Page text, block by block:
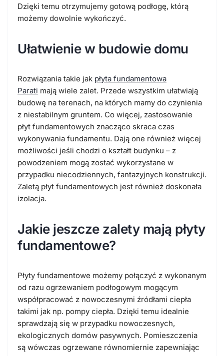
Dzięki temu otrzymujemy gotową podłogę, którą
możemy dowolnie wykończyć.
Ułatwienie w budowie domu
Rozwiązania takie jak płyta fundamentowa
Parati mają wiele zalet. Przede wszystkim ułatwiają
budowę na terenach, na których mamy do czynienia
z niestabilnym gruntem. Co więcej, zastosowanie
płyt fundamentowych znacząco skraca czas
wykonywania fundamentu. Dają one również więcej
możliwości jeśli chodzi o kształt budynku – z
powodzeniem mogą zostać wykorzystane w
przypadku niecodziennych, fantazyjnych konstrukcji.
Zaletą płyt fundamentowych jest również doskonała
izolacja.
Jakie jeszcze zalety mają płyty
fundamentowe?
Płyty fundamentowe możemy połączyć z wykonanym
od razu ogrzewaniem podłogowym mogącym
współpracować z nowoczesnymi źródłami ciepła
takimi jak np. pompy ciepła. Dzięki temu idealnie
sprawdzają się w przypadku nowoczesnych,
ekologicznych domów pasywnych. Pomieszczenia
są wówczas ogrzewane równomiernie zapewniając